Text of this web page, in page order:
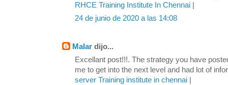
RHCE Training Institute In Chennai
24 de junio de 2020 a las 14:08
Malar dijo...
Excellant post!!!. The strategy you have
me to get into the next level and had lot of
server Training institute in chennai